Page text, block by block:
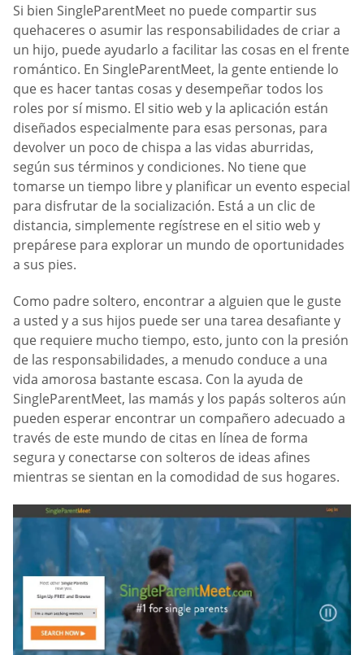
Si bien SingleParentMeet no puede compartir sus
quehaceres o asumir las responsabilidades de criar a
un hijo, puede ayudarlo a facilitar las cosas en el frente
romántico. En SingleParentMeet, la gente entiende lo
que es hacer tantas cosas y desempeñar todos los
roles por sí mismo. El sitio web y la aplicación están
diseñados especialmente para esas personas, para
devolver un poco de chispa a las vidas aburridas,
según sus términos y condiciones. No tiene que
tomarse un tiempo libre y planificar un evento especial
para disfrutar de la socialización. Está a un clic de
distancia, simplemente regístrese en el sitio web y
prepárese para explorar un mundo de oportunidades
a sus pies.
Como padre soltero, encontrar a alguien que le guste
a usted y a sus hijos puede ser una tarea desafiante y
que requiere mucho tiempo, esto, junto con la presión
de las responsabilidades, a menudo conduce a una
vida amorosa bastante escasa. Con la ayuda de
SingleParentMeet, las mamás y los papás solteros aún
pueden esperar encontrar un compañero adecuado a
través de este mundo de citas en línea de forma
segura y conectarse con solteros de ideas afines
mientras se sientan en la comodidad de sus hogares.